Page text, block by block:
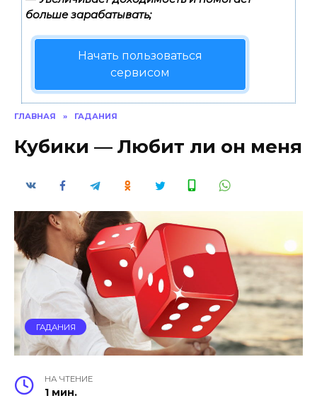
больше зарабатывать;
Начать пользоваться
сервисом
ГЛАВНАЯ » ГАДАНИЯ
Кубики — Любит ли он меня
ГАДАНИЯ
НА ЧТЕНИЕ
1 мин.